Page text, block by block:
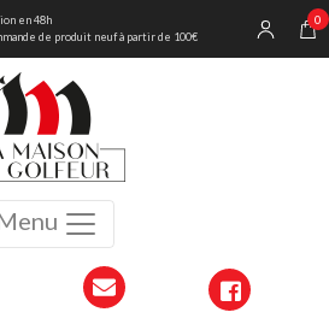
en 48h
de produit neuf à partir de 100€
0